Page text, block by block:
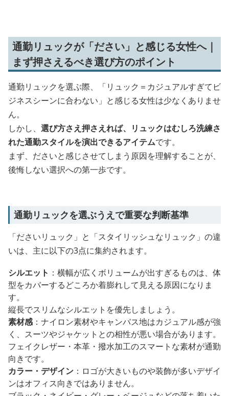
通勤リュックが「ださい」と感じる女性へ｜
まず押さえるべき選び方のポイント
通勤リュックを選ぶ際、「リュック＝カジュアルすぎてビ
ジネスシーンに合わない」と感じる女性は少なくありませ
ん。
しかし、 選び方さえ押さえれば、リュックはむしろ洗練さ
れた通勤スタイルを演出できるアイテムです。
まず、ださいと感じさせてしまう原因を理解することが、
後悔しない選択への第一歩です。
通勤リュックを選ぶうえで重要な判断基準
「ださいリュック」と「スタイリッシュなリュック」の違
いは、主に以下の3点に集約されます。
シルエット ：横幅が広くボリュームが出すぎるものは、体
型をカバーするどころか着膨れして見える原因になりま
す。
縦長でスリムなシルエットを優先しましょう。
素材感：ナイロン素材やキャンバス地はカジュアル感が強
く、スーツやジャケットとの相性が悪い場合があります。
フェイクレザー・本革・撥水加工のスマートな素材が通勤
向きです。
カラー・デザイン ：ロゴが大きいものや装飾が多いデザイ
ンはオフィス向きではありません。